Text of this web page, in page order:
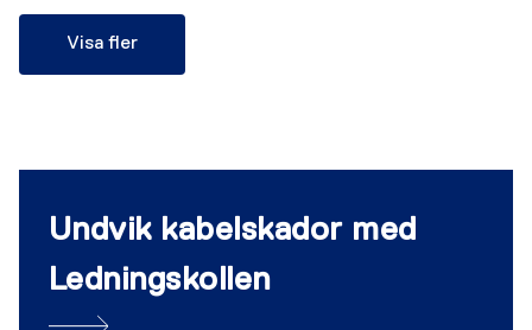
reglerna för att det ska vara tillåtet att
Visa fler
Undvik kabelskador med
Ledningskollen